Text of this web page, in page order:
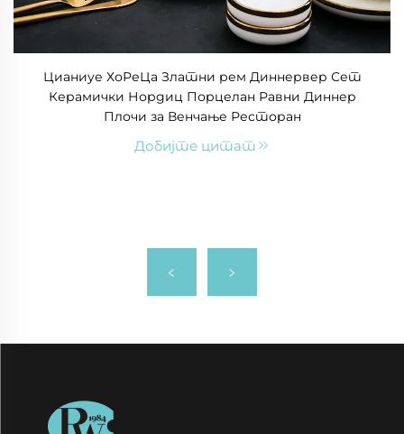
Цианиуе ХоРеЦа Златни рем Диннервер Сет
Керамички Нордиц Порцелан Равни Диннер
Плочи за Венчање Ресторан
Добијте цитат